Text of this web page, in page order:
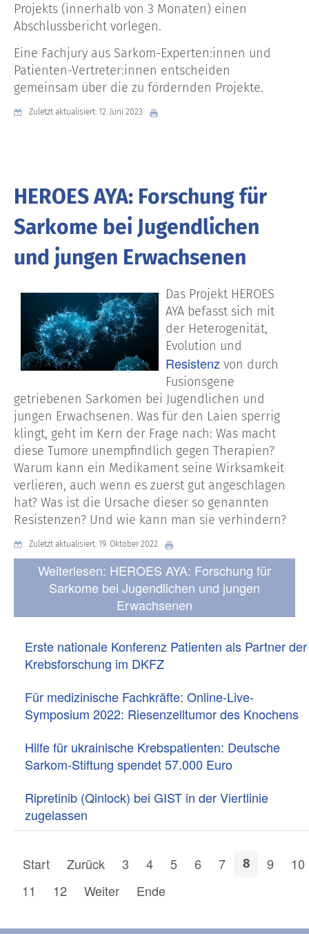
Projekts (innerhalb von 3 Monaten) einen
Abschlussbericht vorlegen.
Eine Fachjury aus Sarkom-Experten:innen und
Patienten-Vertreter:innen entscheiden
gemeinsam über die zu fördernden Projekte.
Zuletzt aktualisiert: 12. Juni 2023
HEROES AYA: Forschung für
Sarkome bei Jugendlichen
und jungen Erwachsenen
Das Projekt HEROES
AYA befasst sich mit
der Heterogenität,
Evolution und
Resistenz von durch
Fusionsgene
getriebenen Sarkomen bei Jugendlichen und
jungen Erwachsenen. Was für den Laien sperrig
klingt, geht im Kern der Frage nach: Was macht
diese Tumore unempfindlich gegen Therapien?
Warum kann ein Medikament seine Wirksamkeit
verlieren, auch wenn es zuerst gut angeschlagen
hat? Was ist die Ursache dieser so genannten
Resistenzen? Und wie kann man sie verhindern?
Zuletzt aktualisiert: 19. Oktober 2022
Weiterlesen: HEROES AYA: Forschung für
Sarkome bei Jugendlichen und jungen
Erwachsenen
Erste nationale Konferenz Patienten als Partner der
Krebsforschung im DKFZ
Für medizinische Fachkräfte: Online-Live-
Symposium 2022: Riesenzelltumor des Knochens
Hilfe für ukrainische Krebspatienten: Deutsche
Sarkom-Stiftung spendet 57.000 Euro
Ripretinib (Qinlock) bei GIST in der Viertlinie
zugelassen
Start Zurück 3 4 5 6 7 8 9
10
11
12 Weiter Ende